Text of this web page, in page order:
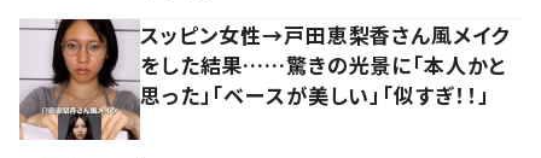
スッピン女性→戸田恵梨香さん風メイク
をした結果……驚きの光景に「本人かと
思った」「ベースが美しい」「似すぎ！！」